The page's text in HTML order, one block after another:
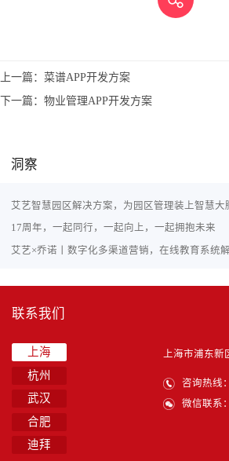
上一篇： 菜谱APP开发方案
下一篇： 物业管理APP开发方案
洞察
艾艺智慧园区解决方案，为园区管理装上智慧大
17周年，一起同行，一起向上，一起拥抱未来
艾艺×乔诺丨数字化多渠道营销，在线教育系统
联系我们
上海
杭州
武汉
合肥
迪拜
上海市浦东新
咨询热线
微信联系